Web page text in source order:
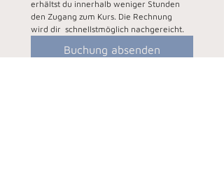
erhältst du innerhalb weniger Stunden
den Zugang zum Kurs. Die Rechnung
wird dir  schnellstmöglich nachgereicht.
Buchung absenden